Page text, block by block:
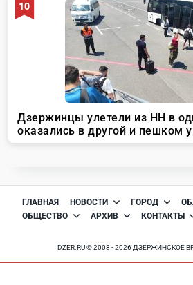
ГЛАВНАЯ НОВОСТИ ГОРОД
ОБЩЕСТВО
АРХИВ КОНТАКТЫ
DZER.RU © 2008 - 2026